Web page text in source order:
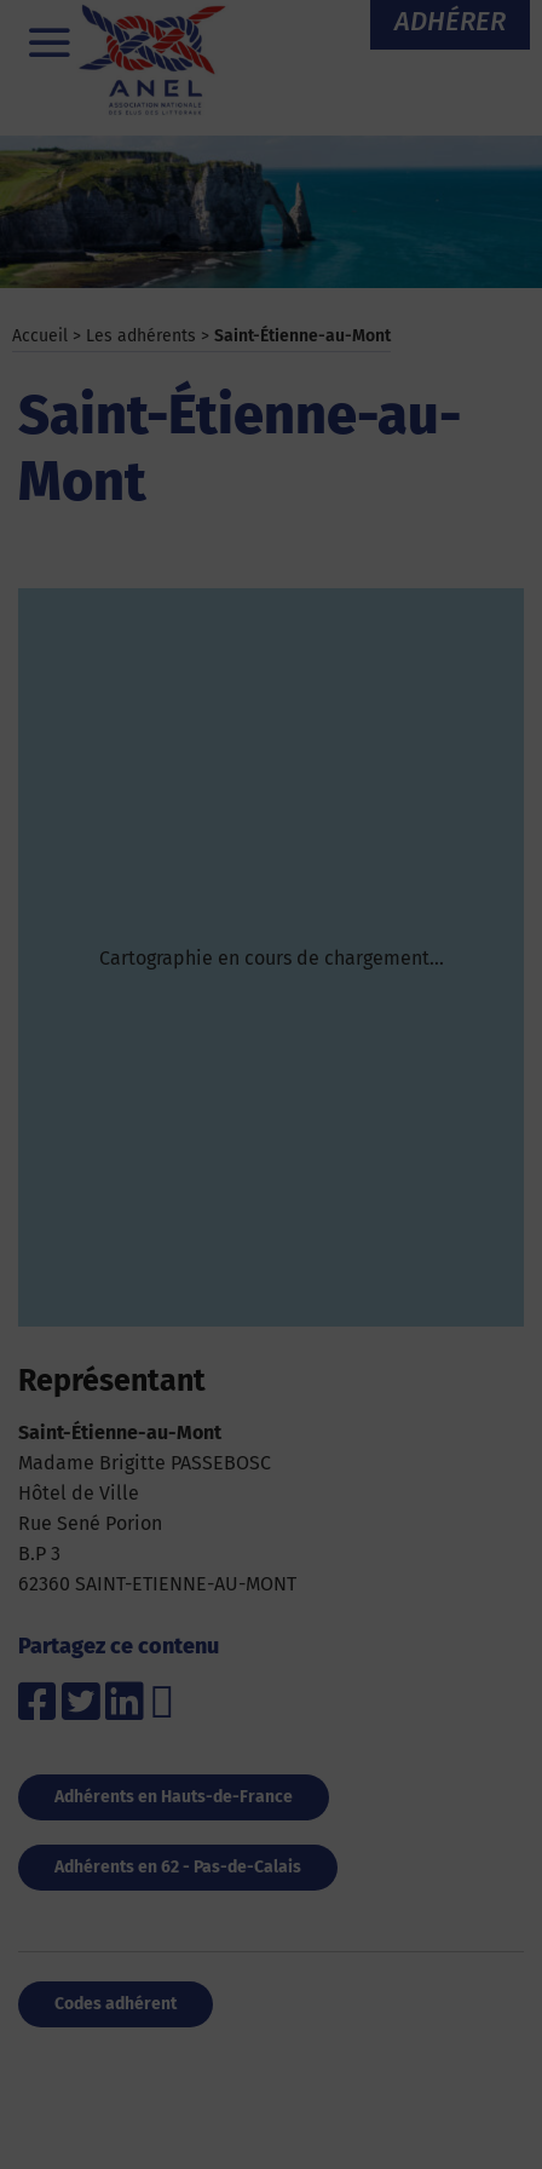
ADHÉRER
Menu
Accueil > Les adhérents > Saint-Étienne-au-Mont
Saint-Étienne-au-
Mont
Cartographie en cours de chargement...
Représentant
Saint-Étienne-au-Mont
Madame Brigitte PASSEBOSC
Hôtel de Ville
Rue Sené Porion
B.P 3
62360 SAINT-ETIENNE-AU-MONT
Partagez ce contenu
Adhérents en Hauts-de-France
Adhérents en 62 - Pas-de-Calais
Codes adhérent